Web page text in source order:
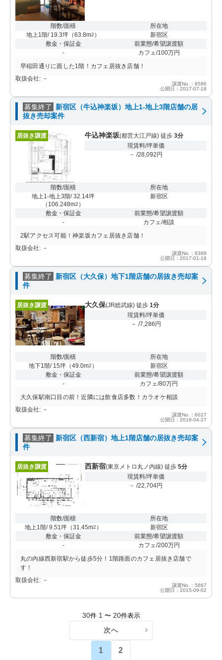
階数/面積
地上1階/ 19.3坪 （63.8m2 ）
所在地
新宿区
敷金・保証金
-
前業態/希望譲渡額
カフェ/100万円
早稲田通りに面した1階！カフェ居抜き店舗！
取扱会社: －
譲渡No.：6586
公開日：2017-07-18
募集終了
新宿区（牛込神楽坂）地上1-地上3階店舗の居
抜き売却案件
居抜き譲渡 牛込神楽坂(都営大江戸線) 徒歩 3分
現賃料/坪単価
－ /28,092円
階数/面積
地上1-地上3階/ 32.14坪
（ 106.248m2 ）
所在地
新宿区
敷金・保証金
-
前業態/希望譲渡額
カフェ/相談
2駅アクセス可能！神楽坂カフェ居抜き店舗！
取扱会社: －
譲渡No.：6389
公開日：2017-01-18
募集終了
新宿区（大久保）地下1階店舗の居抜き売却案
件
居抜き譲渡 大久保(JR総武線) 徒歩 1分
現賃料/坪単価
－ /7,286円
階数/面積
地下1階/ 15坪 （49.0m2 ）
所在地
新宿区
敷金・保証金
-
前業態/希望譲渡額
カフェ/80万円
大久保駅南口目の前！近隣には飲食店多数！カラオケ相談
取扱会社: －
譲渡No.：6027
公開日：2016-04-27
募集終了
新宿区（西新宿）地上1階店舗の居抜き売却案
件
居抜き譲渡 西新宿(東京メトロ丸ノ内線) 徒歩 5分
現賃料/坪単価
－ /22,704円
階数/面積
地上1階/ 9.51坪（31.45m2 ）
所在地
新宿区
敷金・保証金
-
前業態/希望譲渡額
カフェ/200万円
丸の内線西新宿駅から徒歩5分！1階路面のカフェ居抜き店舗で
す！
取扱会社: －
譲渡No.：5667
公開日：2015-09-02
30件 1 〜 20件表示
次へ
1 2